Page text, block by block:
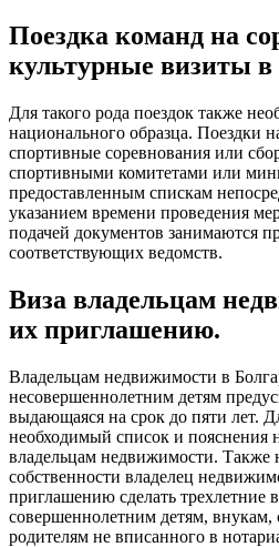
Поездка команд на
культурные визиты
Для такого рода поездок также
национального образца. Поездки
спортивные соревнования или
спортивными комитетами или
предоставленным спискам
указанием времени проведения
подачей документов занимаются
соответствующих ведомств.
Виза владельцам
их приглашению.
Владельцам недвижимости в
несовершеннолетним детям
выдающаяся на срок до пяти лет.
необходимый список и пояснения
владельцам недвижимости. Также
собственности владелец
приглашению сделать трехлетние
совершеннолетним детям, внукам,
родителям не вписанного в